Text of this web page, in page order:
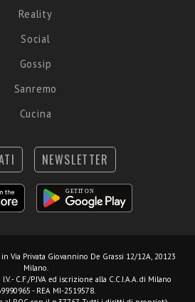
Reality
Social
Gossip
Sanremo
Cucina
NEWSLETTER
Via Privata Giovannino De Grassi 12/12A, 20123
Milano.
- C.F./P.IVA ed iscrizione alla C.C.I.A.A. di Milano
- REA MI-2519578.